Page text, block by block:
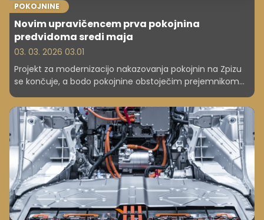
POKOJNINE
Novim upravičencem prva pokojnina
predvidoma sredi maja
03. 03. 2026 03.01
Projekt za modernizacijo nakazovanja pokojnin na Zpizu
se končuje, a bodo pokojnine obstoječim prejemnikom
pravico do pokojnine po 1. marcu pa do 27. marca ne
bodo izdali odločbe o prvem priznanju pravice. Za tiste, ki
jim bodo odločbo izdali po 27. marcu, bo prvo nakazilo
predvidoma sredi maja.